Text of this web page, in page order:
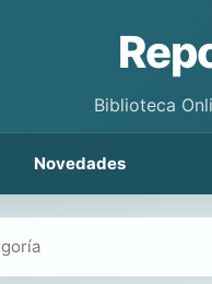
Biblioteca
Novedades